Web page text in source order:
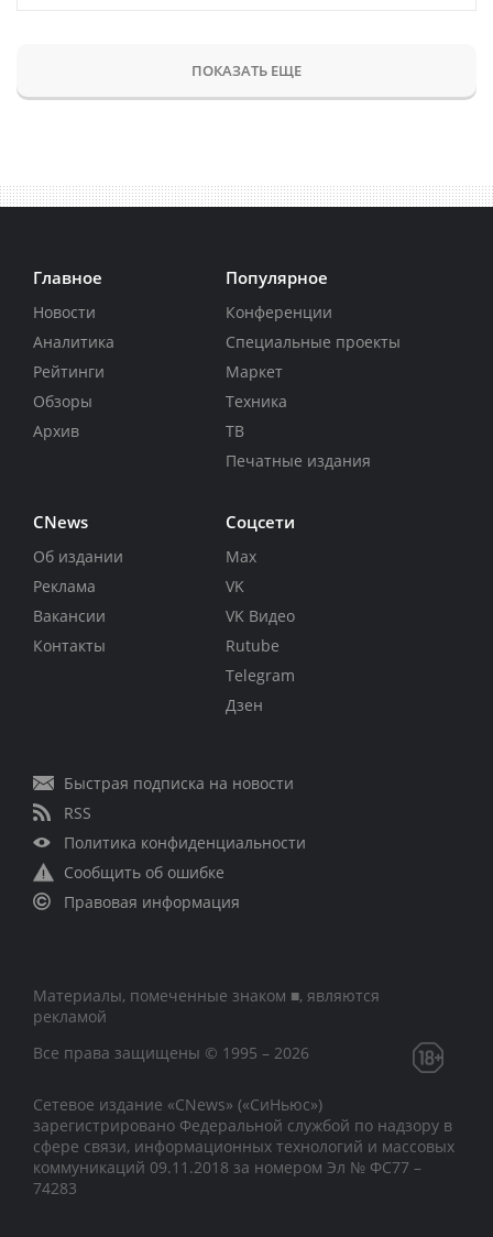
ПОКАЗАТЬ ЕЩЕ
Главное
Новости
Аналитика
Рейтинги
Обзоры
Архив
Популярное
Конференции
Специальные проекты
Маркет
Техника
ТВ
Печатные издания
CNews
Об издании
Реклама
Вакансии
Контакты
Соцсети
Max
VK
VK Видео
Rutube
Telegram
Дзен
Быстрая подписка на новости
RSS
Политика конфиденциальности
Сообщить об ошибке
Правовая информация
Материалы, помеченные знаком ■, являются
рекламой
Все права защищены © 1995 – 2026
Сетевое издание «CNews» («СиНьюс»)
зарегистрировано Федеральной службой по надзору в
сфере связи, информационных технологий и массовых
коммуникаций 09.11.2018 за номером Эл № ФС77 –
74283